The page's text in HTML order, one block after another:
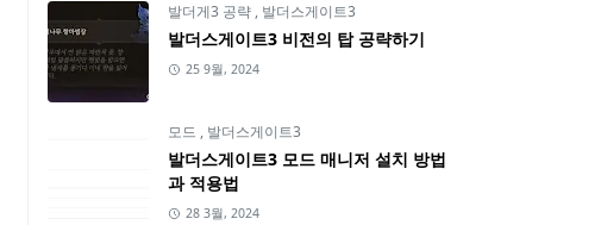
발더게3 공략 , 발더스게이트3
발더스게이트3 비전의 탑 공략하기
25 9월, 2024
모드 , 발더스게이트3
발더스게이트3 모드 매니저 설치 방법
과 적용법
28 3월, 2024